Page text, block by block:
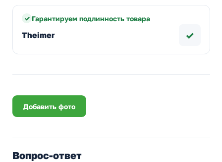
Гарантируем подлинность товара
Theimer ✓
Добавить фото
Вопрос-ответ